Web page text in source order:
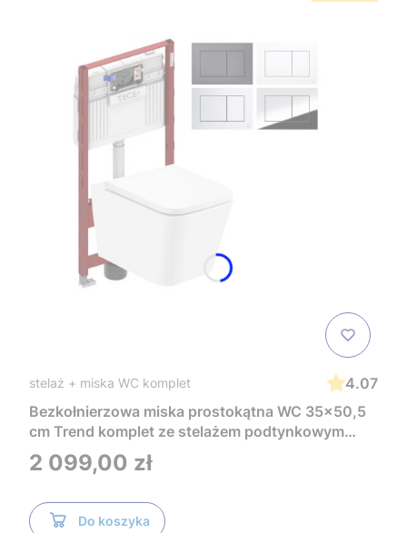
stelaż + miska WC komplet
4.07
Bezkołnierzowa miska prostokątna WC 35x50,5
cm Trend komplet ze stelażem podtynkowym
Tece i czarnym przyciskiem TeceNow
TR2216+Tece
Cena
2 099,00 zł
Do koszyka